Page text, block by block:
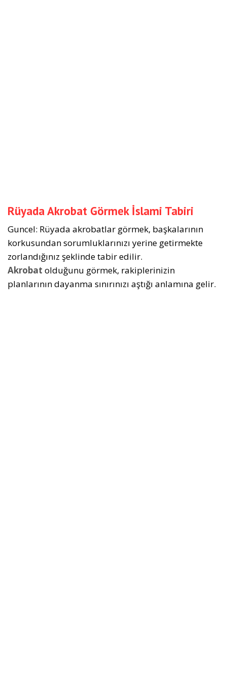
Rüyada Akrobat Görmek İslami Tabiri
Guncel: Rüyada akrobatlar görmek, başkalarının
korkusundan sorumluklarınızı yerine getirmekte
zorlandığınız şeklinde tabir edilir.
Akrobat olduğunu görmek, rakiplerinizin
planlarının dayanma sınırınızı aştığı anlamına gelir.